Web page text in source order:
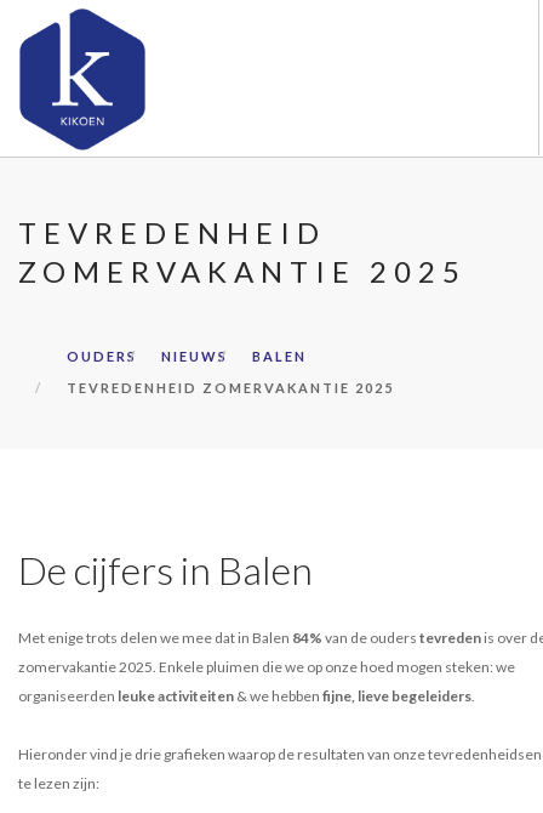
ONZE VESTIGINGEN
VACATURES
CONTACT
FAQ
TEVREDENHEID
ZOMERVAKANTIE 2025
OUDERS NIEUWS
BALEN
TEVREDENHEID ZOMERVAKANTIE 2025
De cijfers in Balen
Met enige trots delen we mee dat in Balen 84% van de ouders tevreden is over
zomervakantie 2025. Enkele pluimen die we op onze hoed mogen steken: we
organiseerden leuke activiteiten & we hebben fijne, lieve begeleiders.
Hieronder vind je drie grafieken waarop de resultaten van onze
te lezen zijn: